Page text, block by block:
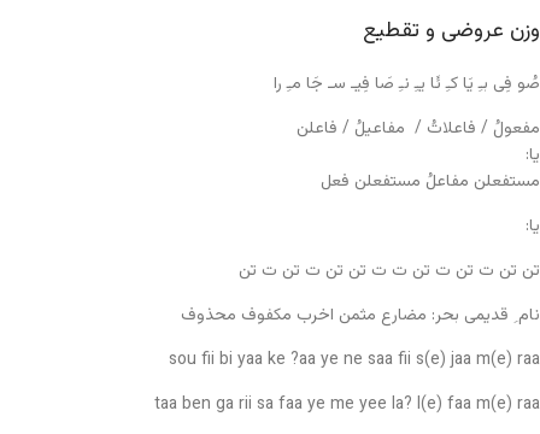
وزن عروضی و تقطیع
صُو فِی بـِ یَا کـِ ئَا یـِ نـِ صَا فِیـ سـ جَا مـِ را
مفعولُ / فاعلاتُ / مفاعیلُ / فاعلن
یا:
مستفعلن مفاعلُ مستفعلن فعل
یا:
تن تن ت تن ت تن ت ت تن تن ت تن ت تن
نام ِ قدیمی بحر: مضارع مثمن اخرب مکفوف محذوف
sou fii bi yaa ke ?aa ye ne saa fii s(e) jaa m(e) raa
taa ben ga rii sa faa ye me yee la? l(e) faa m(e) raa